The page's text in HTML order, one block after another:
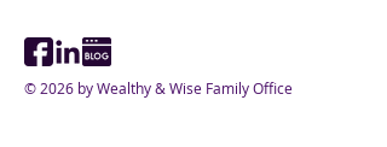
© 2026 by Wealthy & Wise Family Office